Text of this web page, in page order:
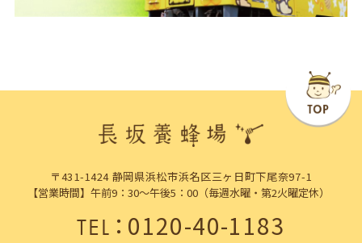
〒431-1424 静岡県浜松市浜名区三ヶ日町下尾奈97-1
【営業時間】午前9：30～午後5：00（毎週水曜・第2火曜定休）
TEL：0120-40-1183